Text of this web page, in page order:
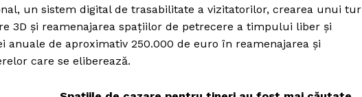
un sistem digital de trasabilitate a vizitatorilor, crearea unui tur
3D și reamenajarea spațiilor de petrecere a timpului liber și
anuale de aproximativ 250.000 de euro în reamenajarea și
care se eliberează.